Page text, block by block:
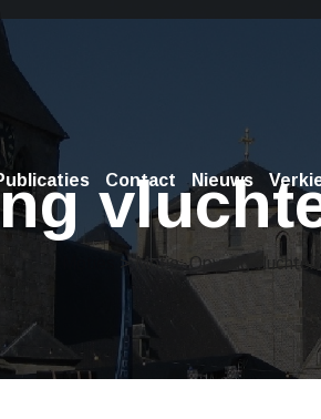
Contact Nieuws
> Motie: Opvang